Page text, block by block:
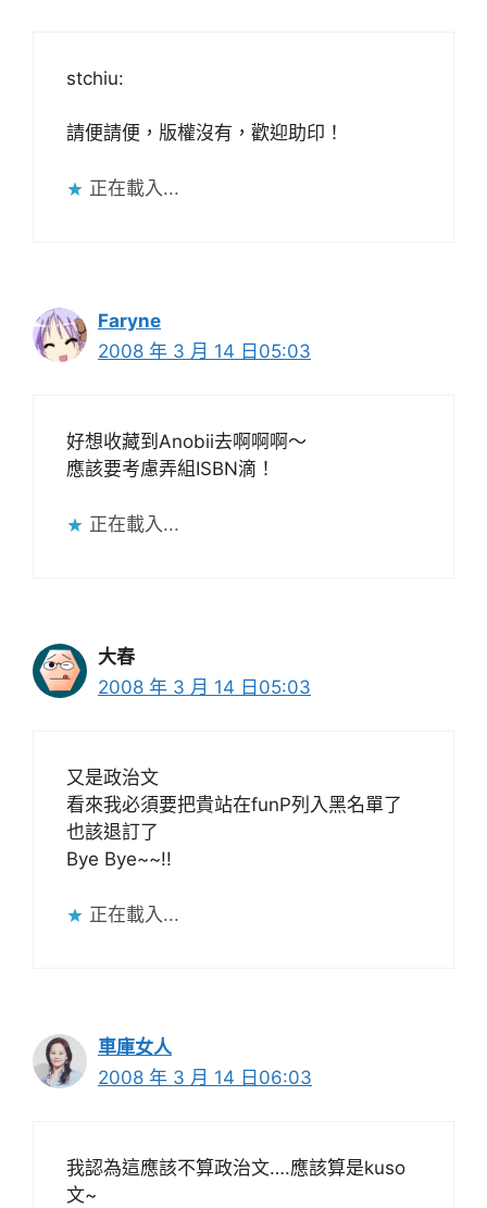
stchiu:
請便請便，版權沒有，歡迎助印！
正在載入...
Faryne
2008 年 3 月 14 日05:03
好想收藏到Anobii去啊啊啊～
應該要考慮弄組ISBN滴！
正在載入...
大春
2008 年 3 月 14 日05:03
又是政治文
看來我必須要把貴站在funP列入黑名單了
也該退訂了
Bye Bye~~!!
正在載入...
車庫女人
2008 年 3 月 14 日06:03
我認為這應該不算政治文….應該算是kuso
文~